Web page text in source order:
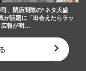
司、閉店間際の“ネタ大盛
が話題に「出会えたらラッ
広報が明…